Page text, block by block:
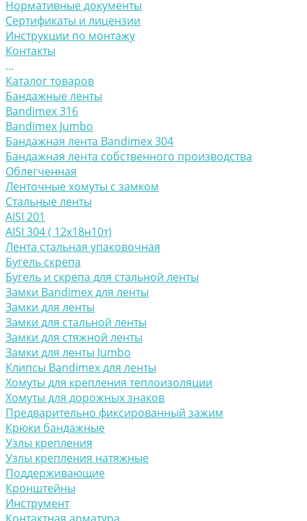
Нормативные документы
Сертификаты и лицензии
Инструкции по монтажу
Контакты
...
Каталог товаров
Бандажные ленты
Bandimex 316
Bandimex Jumbo
Бандажная лента Bandimex 304
Бандажная лента собственного производства
Облегченная
Ленточные хомуты с замком
Стальные ленты
AISI 201
AISI 304 ( 12х18н10т)
Лента стальная упаковочная
Бугель скрепа
Бугель и скрепа для стальной ленты
Замки Bandimex для ленты
Замки для ленты
Замки для стальной ленты
Замки для стяжной ленты
Замки для ленты Jumbo
Клипсы Bandimex для ленты
Хомуты для крепления теплоизоляции
Хомуты для дорожных знаков
Предварительно фиксированный зажим
Крюки бандажные
Узлы крепления
Узлы крепления натяжные
Поддерживающие
Кронштейны
Инструмент